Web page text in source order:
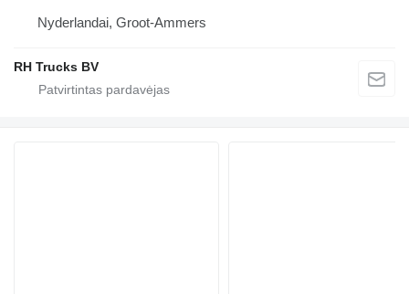
Nyderlandai, Groot-Ammers
RH Trucks BV